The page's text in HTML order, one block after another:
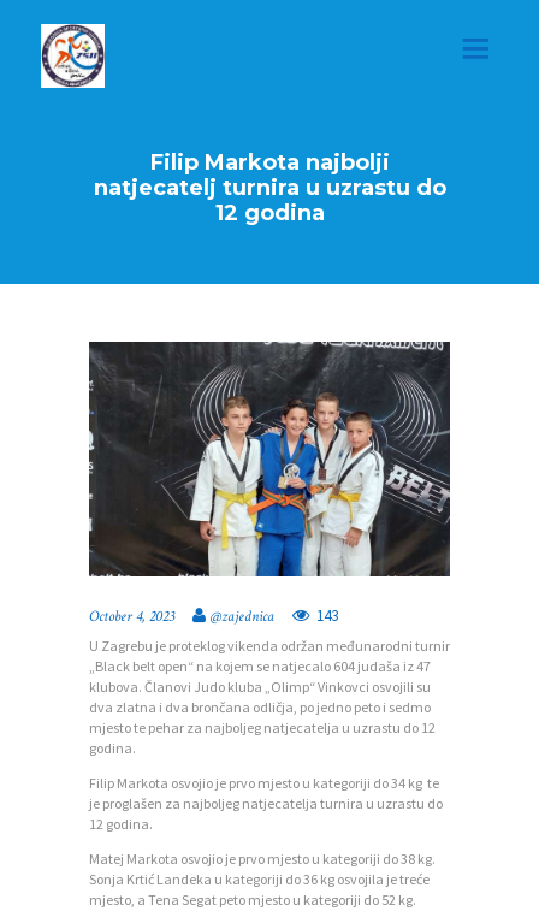
Filip Markota najbolji
natjecatelj turnira u uzrastu do
12 godina
October 4, 2023 @zajednica 143
U Zagrebu je proteklog vikenda održan međunarodni turnir
„Black belt open“ na kojem se natjecalo 604 judaša iz 47
klubova. Članovi Judo kluba „Olimp“ Vinkovci osvojili su
dva zlatna i dva brončana odličja, po jedno peto i sedmo
mjesto te pehar za najboljeg natjecatelja u uzrastu do 12
godina.
Filip Markota osvojio je prvo mjesto u kategoriji do 34 kg te
je proglašen za najboljeg natjecatelja turnira u uzrastu do
12 godina.
Matej Markota osvojio je prvo mjesto u kategoriji do 38 kg.
Sonja Krtić Landeka u kategoriji do 36 kg osvojila je treće
mjesto, a Tena Segat peto mjesto u kategoriji do 52 kg.